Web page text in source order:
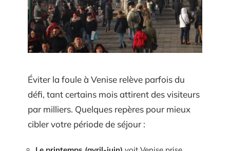
Éviter la foule à Venise relève parfois du
défi, tant certains mois attirent des visiteurs
par milliers. Quelques repères pour mieux
cibler votre période de séjour :